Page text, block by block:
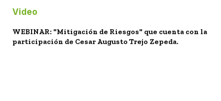
Video
WEBINAR: "Mitigación de Riesgos" que cuenta con la
participación de Cesar Augusto Trejo Zepeda.